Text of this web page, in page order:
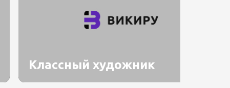
Классный художник